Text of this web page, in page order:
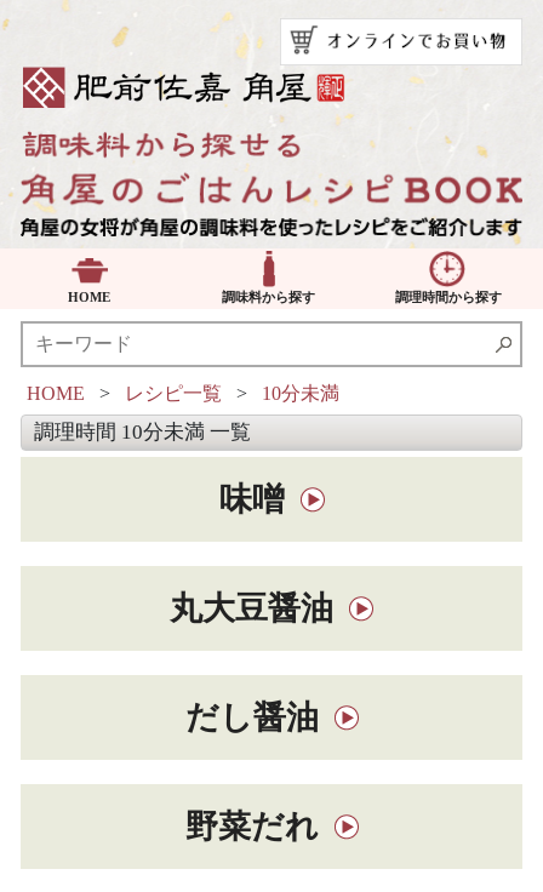
HOME 調味料から探す 調理時間から探す
HOME > レシピ一覧 > 10分未満
調理時間 10分未満 一覧
味噌
丸大豆醤油
だし醤油
野菜だれ